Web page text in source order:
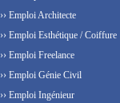
›› Emploi Architecte
›› Emploi Esthétique / Coiffure
›› Emploi Freelance
›› Emploi Génie Civil
›› Emploi Ingénieur